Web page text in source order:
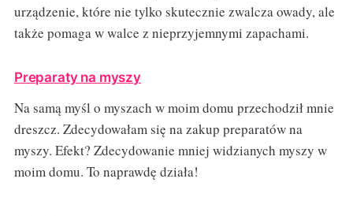
urządzenie, które nie tylko skutecznie zwalcza owady, ale
także pomaga w walce z nieprzyjemnymi zapachami.
Preparaty na myszy
Na samą myśl o myszach w moim domu przechodził mnie
dreszcz. Zdecydowałam się na zakup preparatów na
myszy. Efekt? Zdecydowanie mniej widzianych myszy w
moim domu. To naprawdę działa!